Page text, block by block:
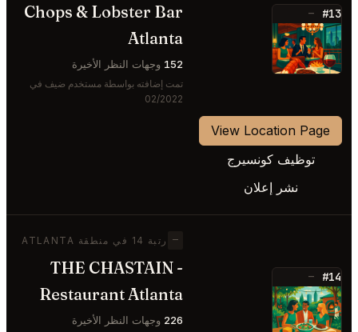
#13
—
⭐
Chops & Lobster Bar
Atlanta
152 وجهات النظر الأخيرة
تمت إضافته بواسطة مستخدم ضيف في
02/2022
View Location Page
توظيف كونسيرج
نشر إعلان
#14
—
⭐
— رتبة 14 في منطقة ATLANTA
THE CHASTAIN -
Restaurant Atlanta
226 وجهات النظر الأخيرة